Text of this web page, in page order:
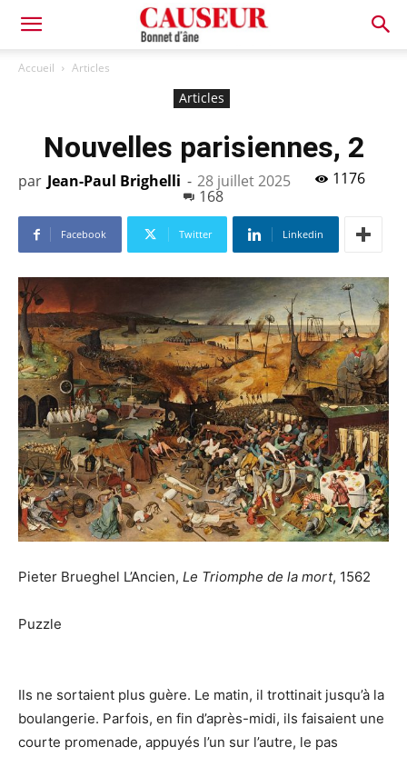
Bonnet
Accueil Articles
Articles
Nouvelles parisiennes, 2
par Jean-Paul Brighelli - 28 juillet 2025
1176
168
Facebook Twitter Linkedin
Pieter Brueghel L’Ancien, Le Triomphe de la mort, 1562
Puzzle
Ils ne sortaient plus guère. Le matin, il trottinait jusqu’à la
boulangerie. Parfois, en fin d’après-midi, ils faisaient une
courte promenade, appuyés l’un sur l’autre, le pas